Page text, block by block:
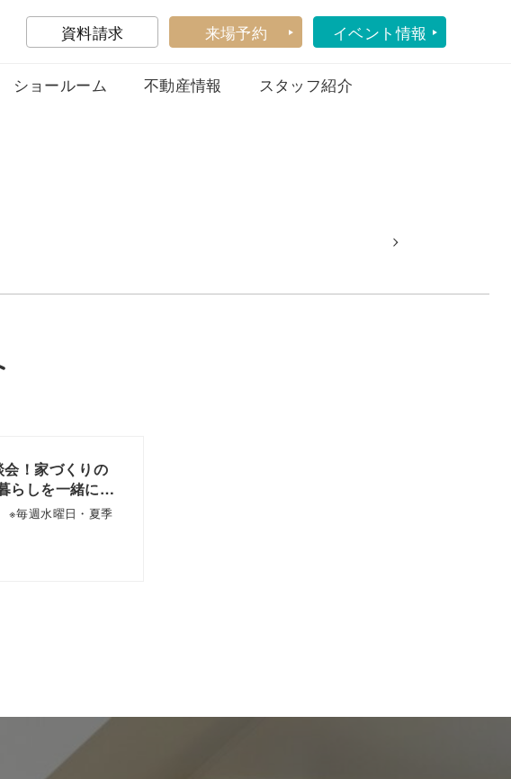
資料請求 来場予約 イベント情報
ショールーム 不動産情報 スタッフ紹介
会！家づくりの
らしを一緒に考
※毎週水曜日・夏季